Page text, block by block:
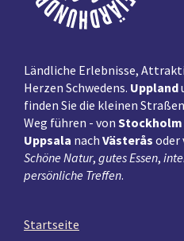
Ländliche Erlebnisse,
Herzen Schwedens. Uppland
finden Sie die kleinen
Weg führen - von Stockholm
Uppsala nach Västerås oder
Schöne Natur, gutes Essen,
persönliche Treffen.
Startseite